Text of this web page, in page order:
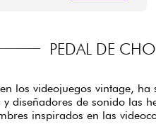
PEDAL DE
los videojuegos vintage, ha
diseñadores de sonido las
inspirados en las